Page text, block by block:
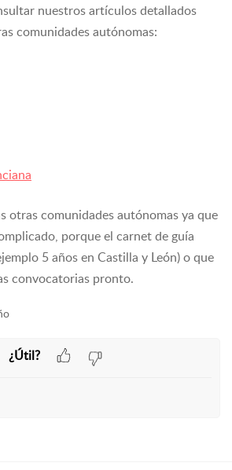
nuestros artículos detallados
comunidades autónomas:
otras comunidades autónomas ya que
porque el carnet de guía
5 años en Castilla y León) o que
convocatorias pronto.
¿Útil?